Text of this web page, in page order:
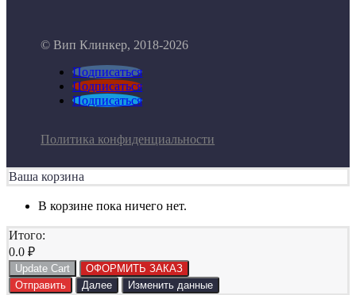
© Вип Клинкер, 2018-2026
Подписаться
Подписаться
Подписаться
Политика конфиденциальности
Ваша корзина
В корзине пока ничего нет.
Итого:
0.0 ₽
Update Cart
ОФОРМИТЬ ЗАКАЗ
Отправить
Далее Изменить данные